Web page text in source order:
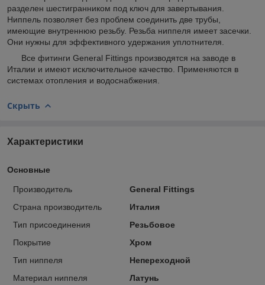
разделен шестигранником под ключ для завертывания.
Ниппель позволяет без проблем соединить две трубы,
имеющие внутреннюю резьбу. Резьба ниппеля имеет засечки.
Они нужны для эффективного удержания уплотнителя.
Все фитинги General Fittings производятся на заводе в
Италии и имеют исключительное качество. Применяются в
системах отопления и водоснабжения.
Скрыть
Характеристики
Основные
Производитель
General Fittings
Страна производитель
Италия
Тип присоединения
Резьбовое
Покрытие
Хром
Тип ниппеля
Непереходной
Материал ниппеля
Латунь